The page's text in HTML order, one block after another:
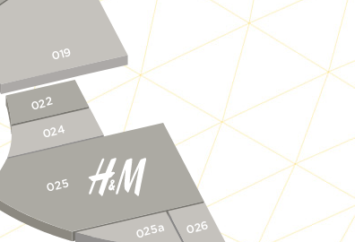
022
024
025
019
026
025a